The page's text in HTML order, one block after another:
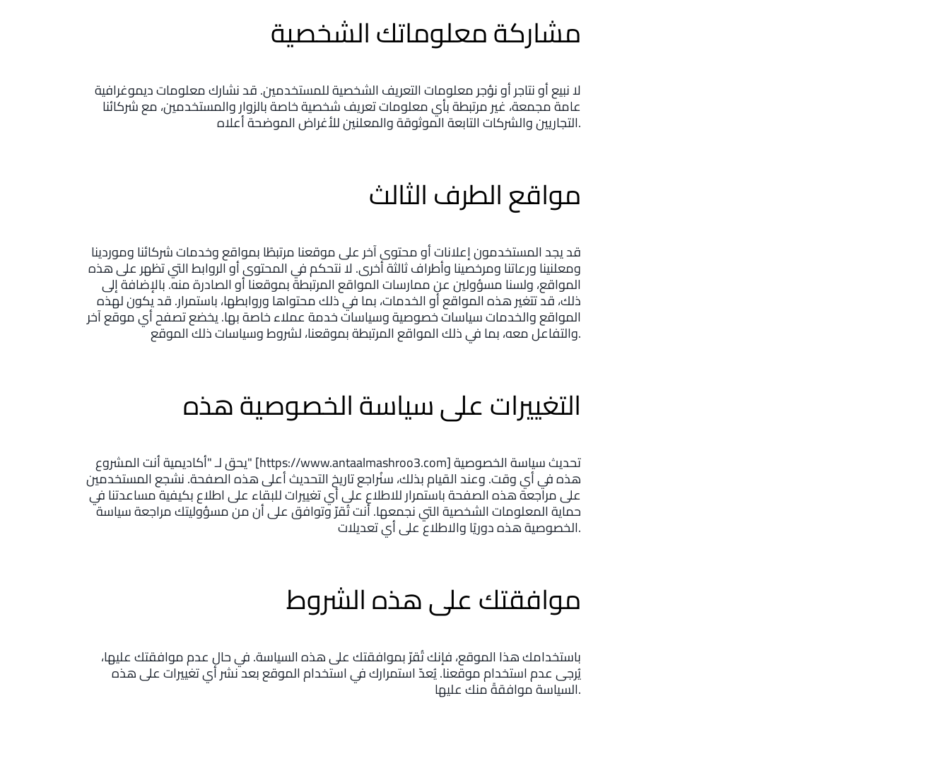
مشاركة معلوماتك الشخصية
لا نبيع أو نتاجر أو نؤجر معلومات التعريف الشخصية للمستخدمين. قد نشارك معلومات ديموغرافية
عامة مجمعة، غير مرتبطة بأي معلومات تعريف شخصية خاصة بالزوار والمستخدمين، مع شركائنا
التجاريين والشركات التابعة الموثوقة والمعلنين للأغراض الموضحة أعلاه.
مواقع الطرف الثالث
قد يجد المستخدمون إعلانات أو محتوى آخر على موقعنا مرتبطًا بمواقع وخدمات شركائنا وموردينا
ومعلنينا ورعاتنا ومرخصينا وأطراف ثالثة أخرى. لا نتحكم في المحتوى أو الروابط التي تظهر على هذه
المواقع، ولسنا مسؤولين عن ممارسات المواقع المرتبطة بموقعنا أو الصادرة منه. بالإضافة إلى
ذلك، قد تتغير هذه المواقع أو الخدمات، بما في ذلك محتواها وروابطها، باستمرار. قد يكون لهذه
المواقع والخدمات سياسات خصوصية وسياسات خدمة عملاء خاصة بها. يخضع تصفح أي موقع آخر
والتفاعل معه، بما في ذلك المواقع المرتبطة بموقعنا، لشروط وسياسات ذلك الموقع.
التغييرات على سياسة الخصوصية هذه
يحق لـ "أكاديمية أنت المشروع" [https://www.antaalmashroo3.com] تحديث سياسة الخصوصية
هذه في أي وقت. وعند القيام بذلك، سنُراجع تاريخ التحديث أعلى هذه الصفحة. نشجع المستخدمين
على مراجعة هذه الصفحة باستمرار للاطلاع على أي تغييرات للبقاء على اطلاع بكيفية مساعدتنا في
حماية المعلومات الشخصية التي نجمعها. أنت تُقرّ وتوافق على أن من مسؤوليتك مراجعة سياسة
الخصوصية هذه دوريًا والاطلاع على أي تعديلات.
موافقتك على هذه الشروط
باستخدامك هذا الموقع، فإنك تُقرّ بموافقتك على هذه السياسة. في حال عدم موافقتك عليها،
يُرجى عدم استخدام موقعنا. يُعدّ استمرارك في استخدام الموقع بعد نشر أي تغييرات على هذه
السياسة موافقةً منك عليها.